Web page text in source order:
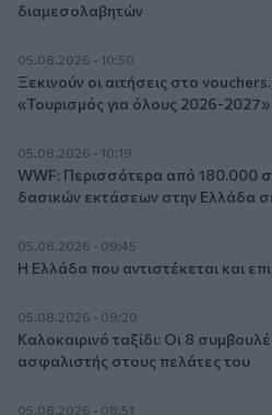
διαμεσολαβητών
05.08.2026 - 10:50
Ξεκινούν οι αιτήσεις στο
«Τουρισμός για όλους 2026-2027»
05.08.2026 - 10:19
WWF: Περισσότερα από 180.000
δασικών εκτάσεων στην Ελλάδα σε
05.08.2026 - 09:45
Η Ελλάδα που αντιστέκεται και
05.08.2026 - 09:20
Καλοκαιρινό ταξίδι: Οι 8
ασφαλιστής στους πελάτες του
05.08.2026 - 08:51